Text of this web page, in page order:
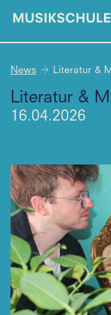
News Literatur &
Literatur &
16.04.2026